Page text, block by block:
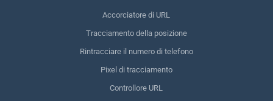
Accorciatore di URL
Tracciamento della posizione
Rintracciare il numero di telefono
Pixel di tracciamento
Controllore URL